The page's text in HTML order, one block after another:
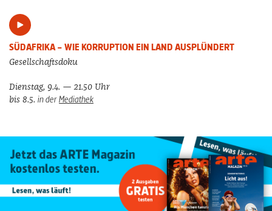
SÜDAFRIKA – WIE KORRUPTION EIN LAND AUSPLÜNDERT
Gesellschaftsdoku
Dienstag, 9.4. — 21.50 Uhr
bis 8.5. in derMediathek